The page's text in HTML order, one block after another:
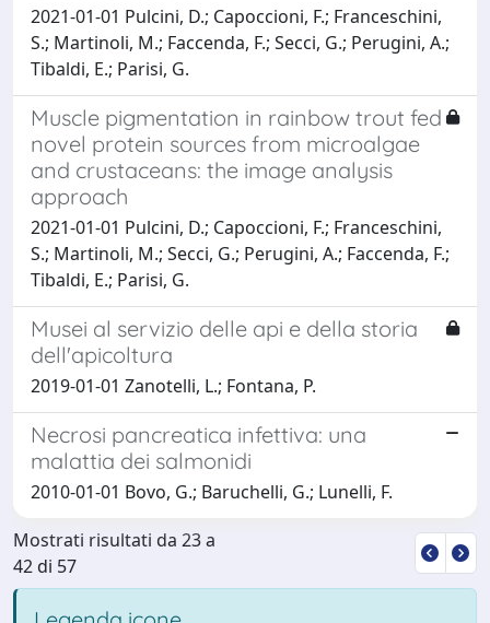
2021-01-01 Pulcini, D.; Capoccioni, F.; Franceschini,
S.; Martinoli, M.; Faccenda, F.; Secci, G.; Perugini, A.;
Tibaldi, E.; Parisi, G.
Muscle pigmentation in rainbow trout fed
novel protein sources from microalgae
and crustaceans: the image analysis
approach
2021-01-01 Pulcini, D.; Capoccioni, F.; Franceschini,
S.; Martinoli, M.; Secci, G.; Perugini, A.; Faccenda, F.;
Tibaldi, E.; Parisi, G.
Musei al servizio delle api e della storia
dell'apicoltura
2019-01-01 Zanotelli, L.; Fontana, P.
Necrosi pancreatica infettiva: una
malattia dei salmonidi
2010-01-01 Bovo, G.; Baruchelli, G.; Lunelli, F.
Mostrati risultati da 23 a
42 di 57